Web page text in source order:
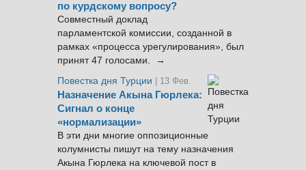
по курдскому вопросу?
Совместный доклад
парламентской комиссии, созданной в
рамках «процесса урегулирования», был
принят 47 голосами. →
Повестка дня Турции
| 13 Фев.
Назначение Акына Гюрлека:
Сигнал о конце
«нормализации»
В эти дни многие оппозиционные
колумнисты пишут на тему назначения
Акына Гюрлека на ключевой пост в